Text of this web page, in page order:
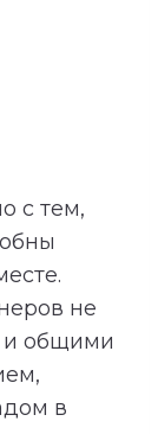
с тем,
не
и общими
в